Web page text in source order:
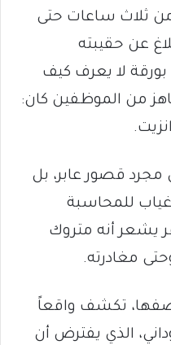
من ثلاث ساعات حتى
عن حقيبته
بورقة لا يعرف كيف
من الموظفين كان:
قصور عابر، بل
للمحاسبة
يشعر أنه متروك
مغادرته.
تكشف واقعاً
الذي يفترض أن